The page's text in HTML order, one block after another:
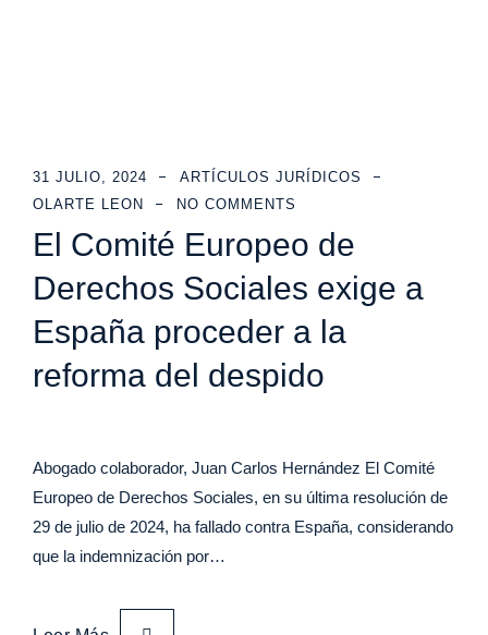
31 JULIO, 2024
ARTÍCULOS JURÍDICOS
OLARTE LEON
NO COMMENTS
El Comité Europeo de
Derechos Sociales exige a
España proceder a la
reforma del despido
Abogado colaborador, Juan Carlos Hernández El Comité
Europeo de Derechos Sociales, en su última resolución de
29 de julio de 2024, ha fallado contra España, considerando
que la indemnización por…